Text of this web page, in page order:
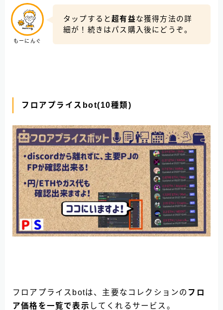
Follow Me
もーにんぐ
タップすると超有益な獲得方法の詳
細が！続きはパス購入後にどうぞ。
フロアプライスbot(10種類)
フロアプライスbotは、主要なコレクションの フロ
ア価格を一覧で表示 してくれるサービス。